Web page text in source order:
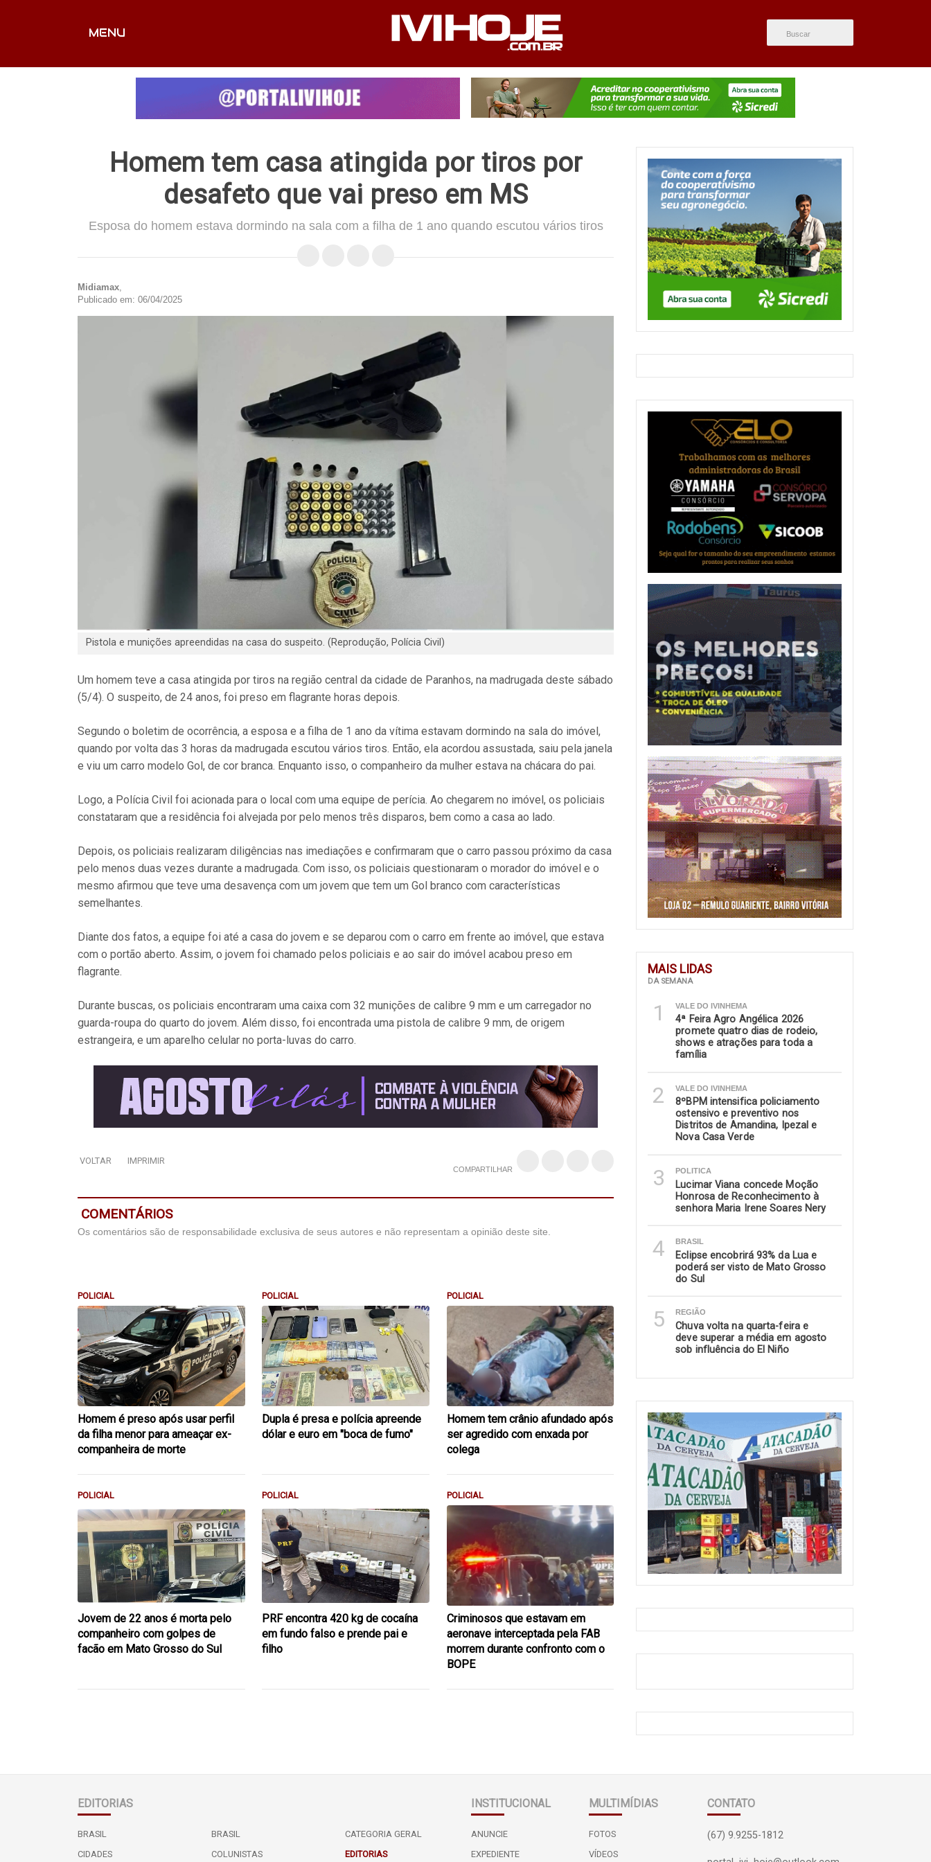
MENU
FALE CONOSCO
Homem tem casa atingida por tiros por
desafeto que vai preso em MS
Esposa do homem estava dormindo na sala com a filha de 1 ano quando escutou vários tiros
MAIS LIDAS
DA SEMANA
1 VALE DO IVINHEMA
4ª Feira Agro Angélica 2026
promete quatro dias de rodeio,
shows e atrações para toda a
família
2 VALE DO IVINHEMA
8ºBPM intensifica policiamento
ostensivo e preventivo nos
Distritos de Amandina, Ipezal e
Nova Casa Verde
3 POLITICA
Lucimar Viana concede Moção
Honrosa de Reconhecimento à
senhora Maria Irene Soares Nery
4 BRASIL
Eclipse encobrirá 93% da Lua e
poderá ser visto de Mato Grosso
do Sul
5 REGIÃO
Chuva volta na quarta-feira e
deve superar a média em agosto
sob influência do El Niño
Midiamax,
Publicado em: 06/04/2025
Pistola e munições apreendidas na casa do suspeito. (Reprodução, Polícia Civil)
Um homem teve a casa atingida por tiros na região central da cidade de Paranhos, na madrugada deste sábado
(5/4). O suspeito, de 24 anos, foi preso em flagrante horas depois.
Segundo o boletim de ocorrência, a esposa e a filha de 1 ano da vítima estavam dormindo na sala do imóvel,
quando por volta das 3 horas da madrugada escutou vários tiros. Então, ela acordou assustada, saiu pela janela
e viu um carro modelo Gol, de cor branca. Enquanto isso, o companheiro da mulher estava na chácara do pai.
Logo, a Polícia Civil foi acionada para o local com uma equipe de perícia. Ao chegarem no imóvel, os policiais
constataram que a residência foi alvejada por pelo menos três disparos, bem como a casa ao lado.
Depois, os policiais realizaram diligências nas imediações e confirmaram que o carro passou próximo da casa
pelo menos duas vezes durante a madrugada. Com isso, os policiais questionaram o morador do imóvel e o
mesmo afirmou que teve uma desavença com um jovem que tem um Gol branco com características
semelhantes.
Diante dos fatos, a equipe foi até a casa do jovem e se deparou com o carro em frente ao imóvel, que estava
com o portão aberto. Assim, o jovem foi chamado pelos policiais e ao sair do imóvel acabou preso em
flagrante.
Durante buscas, os policiais encontraram uma caixa com 32 munições de calibre 9 mm e um carregador no
guarda-roupa do quarto do jovem. Além disso, foi encontrada uma pistola de calibre 9 mm, de origem
estrangeira, e um aparelho celular no porta-luvas do carro.
VOLTAR IMPRIMIR
COMPARTILHAR
COMENTÁRIOS
Os comentários são de responsabilidade exclusiva de seus autores e não representam a opinião deste site.
POLICIAL
Homem é preso após usar perfil
da filha menor para ameaçar ex-
companheira de morte
POLICIAL
Dupla é presa e polícia apreende
dólar e euro em "boca de fumo"
POLICIAL
Homem tem crânio afundado após
ser agredido com enxada por
colega
POLICIAL
Jovem de 22 anos é morta pelo
companheiro com golpes de
facão em Mato Grosso do Sul
POLICIAL
PRF encontra 420 kg de cocaína
em fundo falso e prende pai e
filho
POLICIAL
Criminosos que estavam em
aeronave interceptada pela FAB
morrem durante confronto com o
BOPE
EDITORIAS
BRASIL BRASIL
CATEGORIA GERAL
CIDADES
COLUNISTAS EDITORIAS
INSTITUCIONAL
ANUNCIE
EXPEDIENTE
MULTIMÍDIAS
FOTOS
VÍDEOS
CONTATO
(67) 9.9255-1812